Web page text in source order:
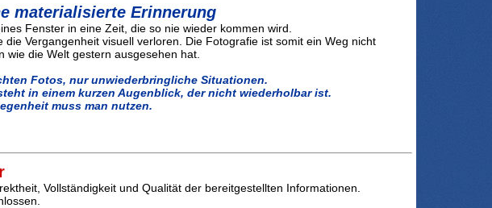
materialisierte Erinnerung
Fenster in eine Zeit, die so nie wieder kommen wird.
die Vergangenheit visuell verloren. Die Fotografie ist somit ein Weg nicht
wie die Welt gestern ausgesehen hat.
Fotos, nur unwiederbringliche Situationen.
in einem kurzen Augenblick, der nicht wiederholbar ist.
muss man nutzen.
Vollständigkeit und Qualität der bereitgestellten Informationen.